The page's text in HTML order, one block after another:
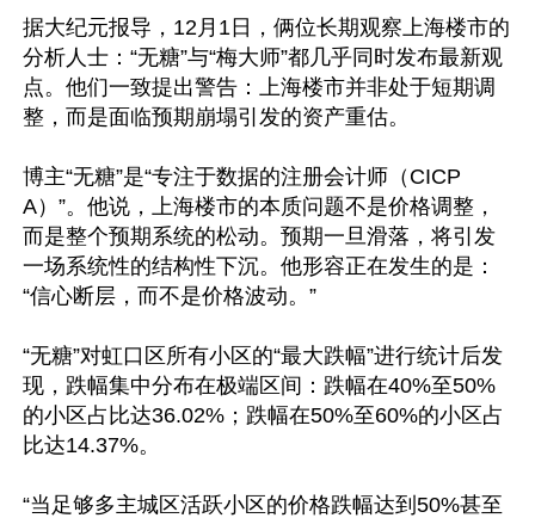
据大纪元报导，12月1日，俩位长期观察上海楼市的
分析人士：“无糖”与“梅大师”都几乎同时发布最新观
点。他们一致提出警告：上海楼市并非处于短期调
整，而是面临预期崩塌引发的资产重估。
博主“无糖”是“专注于数据的注册会计师（CICP
A）”。他说，上海楼市的本质问题不是价格调整，
而是整个预期系统的松动。预期一旦滑落，将引发
一场系统性的结构性下沉。他形容正在发生的是：
“信心断层，而不是价格波动。”
“无糖”对虹口区所有小区的“最大跌幅”进行统计后发
现，跌幅集中分布在极端区间：跌幅在40%至50%
的小区占比达36.02%；跌幅在50%至60%的小区占
比达14.37%。
“当足够多主城区活跃小区的价格跌幅达到50%甚至